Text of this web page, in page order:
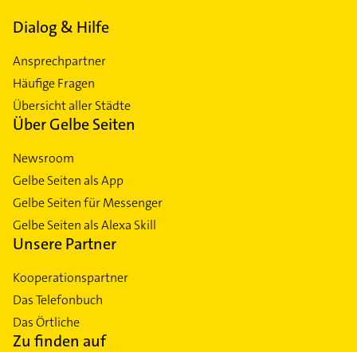
Dialog & Hilfe
Ansprechpartner
Häufige Fragen
Übersicht aller Städte
Über Gelbe Seiten
Newsroom
Gelbe Seiten als App
Gelbe Seiten für Messenger
Gelbe Seiten als Alexa Skill
Unsere Partner
Kooperationspartner
Das Telefonbuch
Das Örtliche
Zu finden auf